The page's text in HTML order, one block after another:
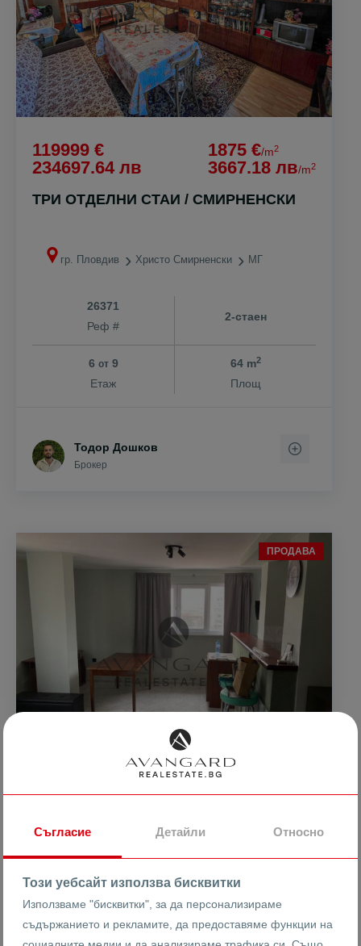
119999 €
234697.64 лв
1875 €/m2
3667.18 лв/m2
ТРИ ОТДЕЛНИ СТАИ / СМИРНЕНСКИ
гр. Пловдив Христо Смирненски МГ
26371
Реф #
2-стаен
6 от9
Етаж
64 m2
Площ
Тодор Дошков
Брокер
ПРОДАВА
ДВУСТАЕН АПАРТАМЕНТ/ ПЪЛМЕД
Христо Смирненски
Съгласие Детайли Относно
Този уебсайт използва бисквитки
Използваме "бисквитки", за да персонализираме
съдържанието и рекламите, да предоставяме функции на